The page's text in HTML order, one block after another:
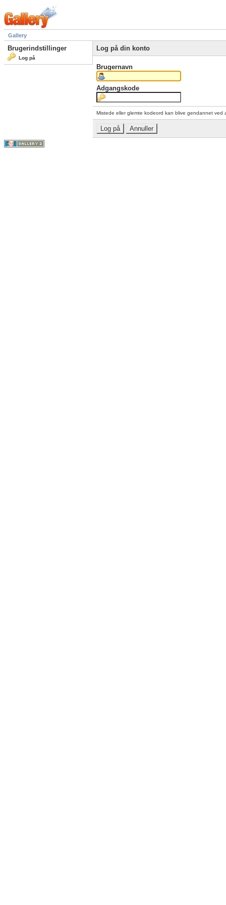
Gallery
Brugerindstillinger
Log på
Log på din konto
Brugernavn
Adgangskode
Mistede eller glemte kodeord kan blive gendannet ved